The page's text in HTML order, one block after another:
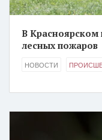
В Красноярском
лесных пожаров
НОВОСТИ